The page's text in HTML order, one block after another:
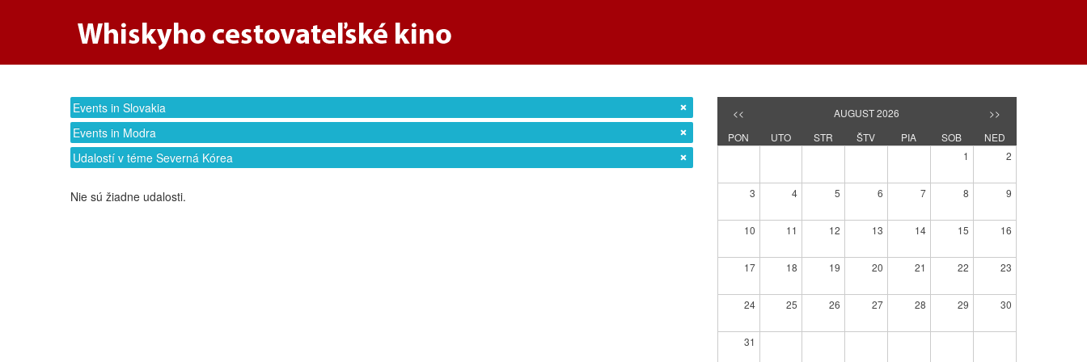
Events in Slovakia
Events in Modra
Udalostí v téme Severná Kórea
Nie sú žiadne udalosti.
<< AUGUST 2026
>>
PON
UTO STR ŠTV PIA SOB
NED
1
2
3 4 5 6 7 8 9
10 11 12 13 14 15 16
17 18 19 20 21 22 23
24 25 26 27 28 29 30
31